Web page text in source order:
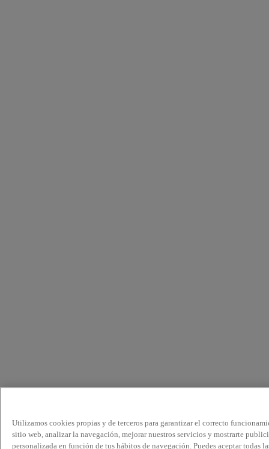
Utilizamos cookies propias y de terceros para garantizar el correcto
sitio web, analizar la navegación, mejorar nuestros servicios y mostrarte
personalizada en función de tus hábitos de navegación. Puedes aceptar todas